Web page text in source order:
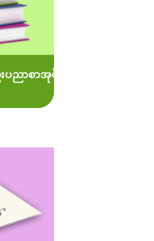
ာစာအုပ်များ